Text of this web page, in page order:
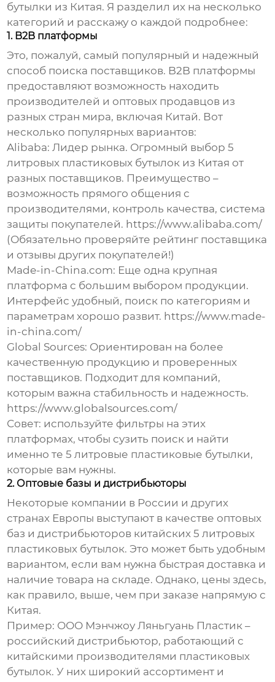
бутылки из Китая. Я разделил их на несколько
категорий и расскажу о каждой подробнее:
1. B2B платформы
Это, пожалуй, самый популярный и надежный
способ поиска поставщиков. B2B платформы
предоставляют возможность находить
производителей и оптовых продавцов из
разных стран мира, включая Китай. Вот
несколько популярных вариантов:
Alibaba: Лидер рынка. Огромный выбор5
литровых пластиковых бутылок из Китая от
разных поставщиков. Преимущество –
возможность прямого общения с
производителями, контроль качества, система
защиты покупателей. https://www.alibaba.com/
(Обязательно проверяйте рейтинг поставщика
и отзывы других покупателей!)
Made-in-China.com: Еще одна крупная
платформа с большим выбором продукции.
Интерфейс удобный, поиск по категориям и
параметрам хорошо развит. https://www.made-
in-china.com/
Global Sources: Ориентирован на более
качественную продукцию и проверенных
поставщиков. Подходит для компаний,
которым важна стабильность и надежность.
https://www.globalsources.com/
Совет: используйте фильтры на этих
платформах, чтобы сузить поиск и найти
именно те5 литровые пластиковые бутылки,
которые вам нужны.
2. Оптовые базы и дистрибьюторы
Некоторые компании в России и других
странах Европы выступают в качестве оптовых
баз и дистрибьюторов китайских5 литровых
пластиковых бутылок. Это может быть удобным
вариантом, если вам нужна быстрая доставка и
наличие товара на складе. Однако, цены здесь,
как правило, выше, чем при заказе напрямую с
Китая.
Пример: ООО Мэнчжоу Ляньгуань Пластик –
российский дистрибьютор, работающий с
китайскими производителями пластиковых
бутылок. У них широкий ассортимент и